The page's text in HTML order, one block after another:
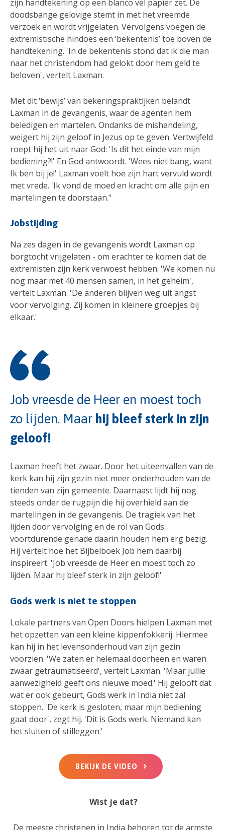
zijn handtekening op een blanco vel papier zet. De
doodsbange gelovige stemt in met het vreemde
verzoek en wordt vrijgelaten. Vervolgens voegen de
extremistische hindoes een ‘bekentenis’ toe boven de
handtekening. 'In de bekentenis stond dat ik die man
naar het christendom had gelokt door hem geld te
beloven', vertelt Laxman.
Met dit ‘bewijs’ van bekeringspraktijken belandt
Laxman in de gevangenis, waar de agenten hem
beledigen en martelen. Ondanks de mishandeling,
weigert hij zijn geloof in Jezus op te geven. Vertwijfeld
roept hij het uit naar God: 'Is dit het einde van mijn
bediening?!' En God antwoordt. 'Wees niet bang, want
Ik ben bij je!' Laxman voelt hoe zijn hart vervuld wordt
met vrede. 'Ik vond de moed en kracht om alle pijn en
martelingen te doorstaan."
Jobstijding
Na zes dagen in de gevangenis wordt Laxman op
borgtocht vrijgelaten - om erachter te komen dat de
extremisten zijn kerk verwoest hebben. 'We komen nu
nog maar met 40 mensen samen, in het geheim',
vertelt Laxman. 'De anderen blijven weg uit angst
voor vervolging. Zij komen in kleinere groepjes bij
elkaar.'
Job vreesde de Heer en moest toch
zo lijden. Maar hij bleef sterk in zijn
geloof!
Laxman heeft het zwaar. Door het uiteenvallen van de
kerk kan hij zijn gezin niet meer onderhouden van de
tienden van zijn gemeente. Daarnaast lijdt hij nog
steeds onder de rugpijn die hij overhield aan de
martelingen in de gevangenis. De tragiek van het
lijden door vervolging en de rol van Gods
voortdurende genade daarin houden hem erg bezig.
Hij vertelt hoe het Bijbelboek Job hem daarbij
inspireert. 'Job vreesde de Heer en moest toch zo
lijden. Maar hij bleef sterk in zijn geloof!'
Gods werk is niet te stoppen
Lokale partners van Open Doors hielpen Laxman met
het opzetten van een kleine kippenfokkerij. Hiermee
kan hij in het levensonderhoud van zijn gezin
voorzien. 'We zaten er helemaal doorheen en waren
zwaar getraumatiseerd', vertelt Laxman. 'Maar jullie
aanwezigheid geeft ons nieuwe moed.' Hij gelooft dat
wat er ook gebeurt, Gods werk in India niet zal
stoppen. 'De kerk is gesloten, maar mijn bediening
gaat door', zegt hij. 'Dit is Gods werk. Niemand kan
het sluiten of stilleggen.'
BEKIJK DE VIDEO
Wist je dat?
De meeste christenen in India behoren tot de armste